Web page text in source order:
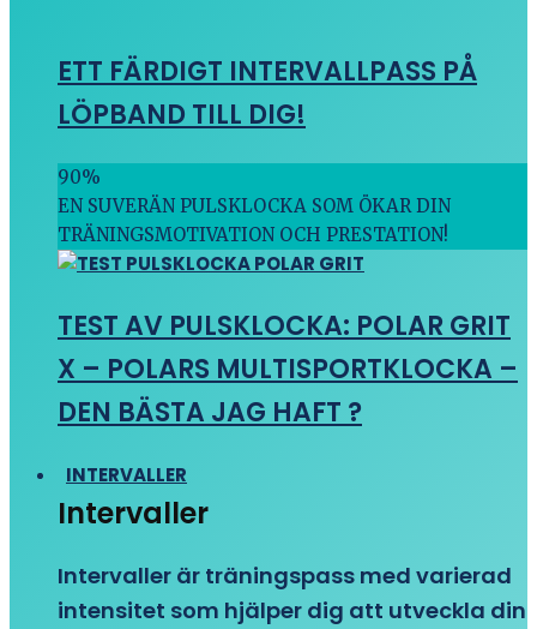
ETT FÄRDIGT INTERVALLPASS PÅ
LÖPBAND TILL DIG!
90%
EN SUVERÄN PULSKLOCKA SOM ÖKAR DIN
TRÄNINGSMOTIVATION OCH PRESTATION!
TEST AV PULSKLOCKA: POLAR GRIT
X – POLARS MULTISPORTKLOCKA –
DEN BÄSTA JAG HAFT ?
INTERVALLER
Intervaller
Intervaller är träningspass med varierad
intensitet som hjälper dig att utveckla din